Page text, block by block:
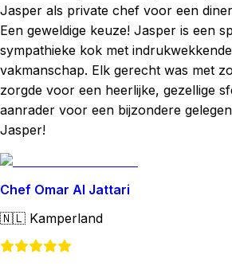
Jasper als private chef voor een
Een geweldige keuze! Jasper is een
sympathieke kok met
vakmanschap. Elk gerecht was met
zorgde voor een heerlijke, gezellige
aanrader voor een bijzondere
Jasper!
Chef Omar Al Jattari
🇳🇱 Kamperland